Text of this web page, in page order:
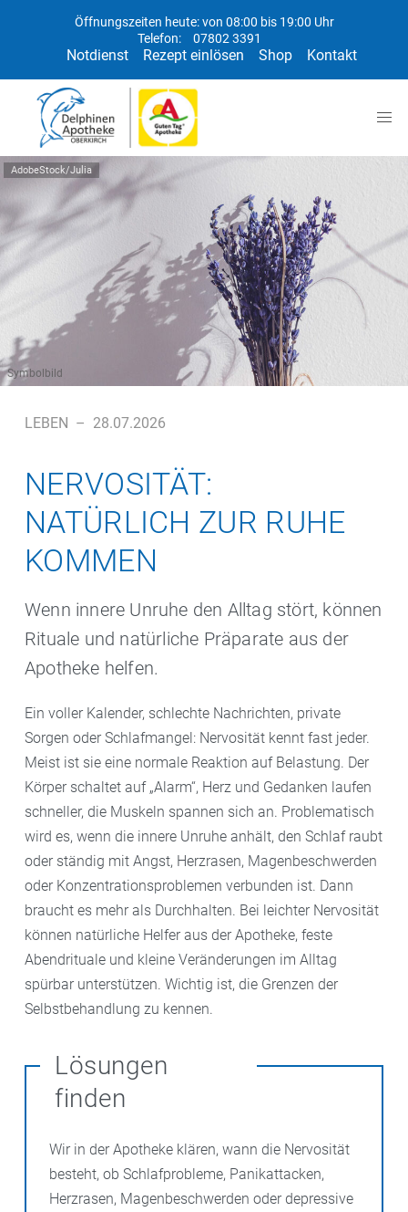
Öffnungszeiten heute: von 08:00 bis 19:00 Uhr
Telefon:
07802 3391
Notdienst Rezept einlösen Shop Kontakt
AdobeStock/Julia
Symbolbild
LEBEN – 28.07.2026
NERVOSITÄT:
NATÜRLICH ZUR RUHE
KOMMEN
Wenn innere Unruhe den Alltag stört, können
Rituale und natürliche Präparate aus der
Apotheke helfen.
Ein voller Kalender, schlechte Nachrichten, private
Sorgen oder Schlafmangel: Nervosität kennt fast jeder.
Meist ist sie eine normale Reaktion auf Belastung. Der
Körper schaltet auf „Alarm“, Herz und Gedanken laufen
schneller, die Muskeln spannen sich an. Problematisch
wird es, wenn die innere Unruhe anhält, den Schlaf raubt
oder ständig mit Angst, Herzrasen, Magenbeschwerden
oder Konzentrationsproblemen verbunden ist. Dann
braucht es mehr als Durchhalten. Bei leichter Nervosität
können natürliche Helfer aus der Apotheke, feste
Abendrituale und kleine Veränderungen im Alltag
spürbar unterstützen. Wichtig ist, die Grenzen der
Selbstbehandlung zu kennen.
Lösungen
finden
Wir in der Apotheke klären, wann die Nervosität
besteht, ob Schlafprobleme, Panikattacken,
Herzrasen, Magenbeschwerden oder depressive